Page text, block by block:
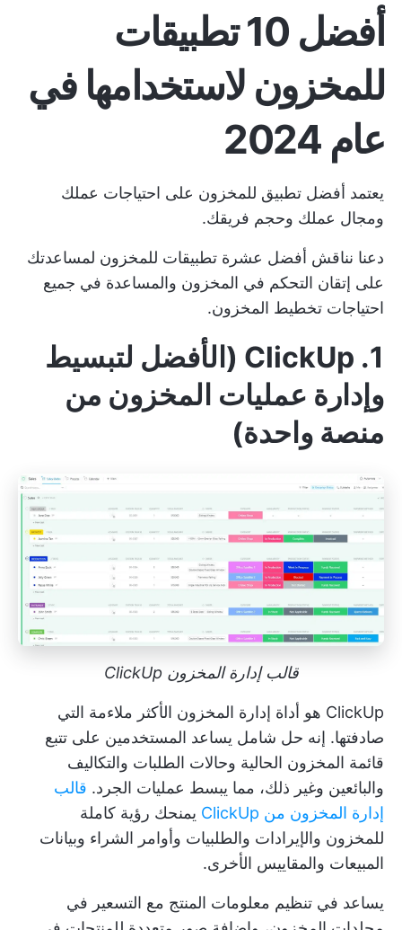
أفضل 10 تطبيقات
للمخزون لاستخدامها في
عام 2024
يعتمد أفضل تطبيق للمخزون على احتياجات عملك
ومجال عملك وحجم فريقك.
دعنا نناقش أفضل عشرة تطبيقات للمخزون لمساعدتك
على إتقان التحكم في المخزون والمساعدة في جميع
احتياجات تخطيط المخزون.
1. ClickUp (الأفضل لتبسيط
وإدارة عمليات المخزون من
منصة واحدة)
قالب إدارة المخزون ClickUp
ClickUp هو أداة إدارة المخزون الأكثر ملاءمة التي
صادفتها. إنه حل شامل يساعد المستخدمين على تتبع
قائمة المخزون الحالية وحالات الطلبات والتكاليف
والبائعين وغير ذلك، مما يبسط عمليات الجرد. قالب
إدارة المخزون من ClickUp
يمنحك رؤية كاملة
للمخزون والإيرادات والطلبيات وأوامر الشراء وبيانات
المبيعات والمقاييس الأخرى.
يساعد في تنظيم معلومات المنتج مع التسعير في